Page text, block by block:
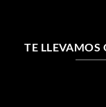
TE LLEVAMOS